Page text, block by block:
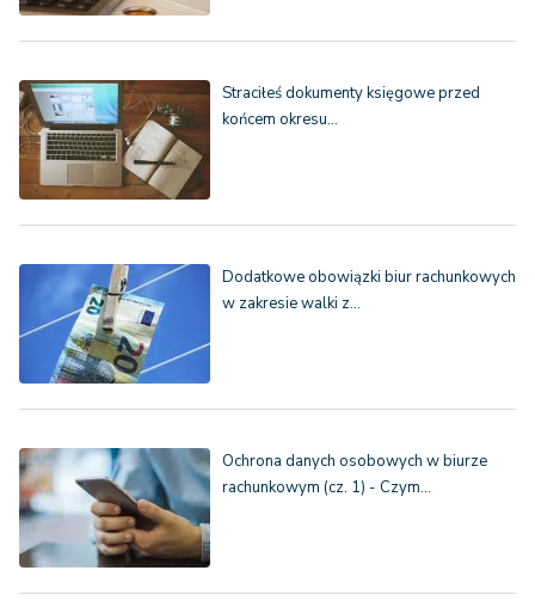
Straciłeś dokumenty księgowe przed
końcem okresu…
Dodatkowe obowiązki biur rachunkowych
w zakresie walki z…
Ochrona danych osobowych w biurze
rachunkowym (cz. 1) - Czym…